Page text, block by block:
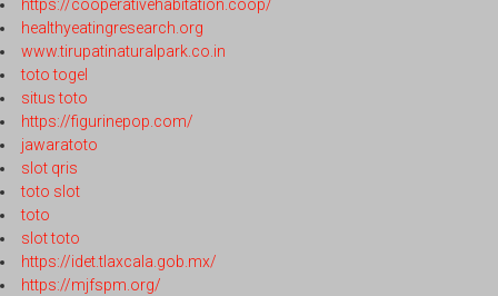
https://cooperativehabitation.coop/
healthyeatingresearch.org
www.tirupatinaturalpark.co.in
toto togel
situs toto
https://figurinepop.com/
jawaratoto
slot qris
toto slot
toto
slot toto
https://idet.tlaxcala.gob.mx/
https://mjfspm.org/